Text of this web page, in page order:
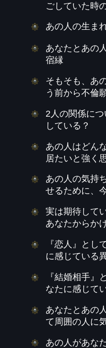
ごしていた時
あの人の生ま
あなたとあの
宿縁
そもそも、あ
う前から不倫
2人の関係に
している？
あの人はどん
居たいと強く
あの人の気持
せるために、
実は期待して
あなたからか
『恋人』と
に感じている
『結婚相手
なたに感じて
あなたとあの
て周囲の人に
あの人があな